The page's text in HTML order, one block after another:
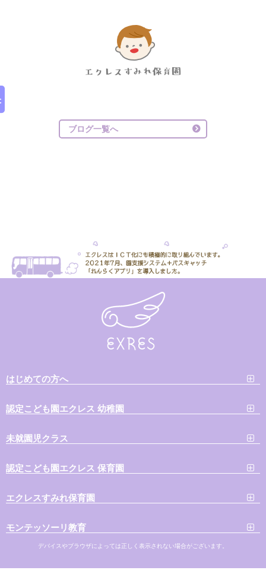
ブログ一覧へ
はじめての方へ
認定こども園エクレス 幼稚園
未就園児クラス
認定こども園エクレス 保育園
エクレスすみれ保育園
モンテッソーリ教育
デバイスやブラウザによっては正しく表示されない場合がございます。